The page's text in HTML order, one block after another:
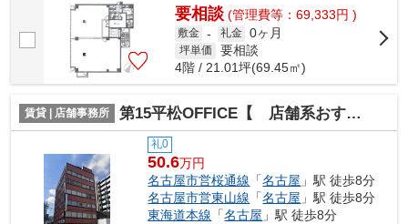
要相談 (管理費等：69,333円 )
敷金 - 礼金 0ヶ月
坪単価
要相談
4階 / 21.01坪(69.45㎡)
賃貸 | 店舗事務所 第15平松OFFICE【 店舗系おすすめ 】
礼0
50.6万円
名古屋市営桜通線 「名古屋 」駅 徒歩8分
名古屋市営東山線 「名古屋 」駅 徒歩8分
東海道本線 「名古屋 」駅 徒歩8分